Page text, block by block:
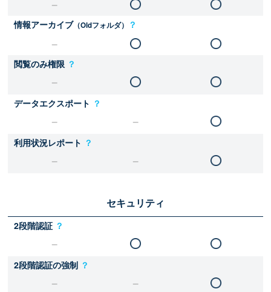
情報アーカイブ（Oldフォルダ） ？
閲覧のみ権限 ？
データエクスポート ？
利用状況レポート ？
セキュリティ
2段階認証 ？
2段階認証の強制 ？